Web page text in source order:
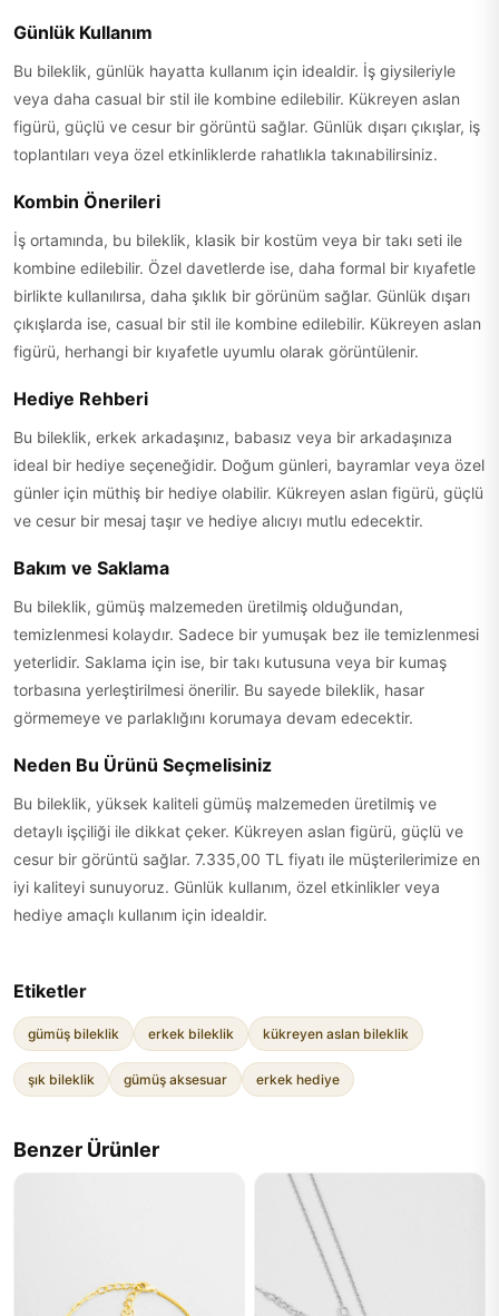
Günlük Kullanım
Bu bileklik, günlük hayatta kullanım için idealdir. İş giysileriyle
veya daha casual bir stil ile kombine edilebilir. Kükreyen aslan
figürü, güçlü ve cesur bir görüntü sağlar. Günlük dışarı çıkışlar, iş
toplantıları veya özel etkinliklerde rahatlıkla takınabilirsiniz.
Kombin Önerileri
İş ortamında, bu bileklik, klasik bir kostüm veya bir takı seti ile
kombine edilebilir. Özel davetlerde ise, daha formal bir kıyafetle
birlikte kullanılırsa, daha şıklık bir görünüm sağlar. Günlük dışarı
çıkışlarda ise, casual bir stil ile kombine edilebilir. Kükreyen aslan
figürü, herhangi bir kıyafetle uyumlu olarak görüntülenir.
Hediye Rehberi
Bu bileklik, erkek arkadaşınız, babasız veya bir arkadaşınıza
ideal bir hediye seçeneğidir. Doğum günleri, bayramlar veya özel
günler için müthiş bir hediye olabilir. Kükreyen aslan figürü, güçlü
ve cesur bir mesaj taşır ve hediye alıcıyı mutlu edecektir.
Bakım ve Saklama
Bu bileklik, gümüş malzemeden üretilmiş olduğundan,
temizlenmesi kolaydır. Sadece bir yumuşak bez ile temizlenmesi
yeterlidir. Saklama için ise, bir takı kutusuna veya bir kumaş
torbasına yerleştirilmesi önerilir. Bu sayede bileklik, hasar
görmemeye ve parlaklığını korumaya devam edecektir.
Neden Bu Ürünü Seçmelisiniz
Bu bileklik, yüksek kaliteli gümüş malzemeden üretilmiş ve
detaylı işçiliği ile dikkat çeker. Kükreyen aslan figürü, güçlü ve
cesur bir görüntü sağlar. 7.335,00 TL fiyatı ile müşterilerimize en
iyi kaliteyi sunuyoruz. Günlük kullanım, özel etkinlikler veya
hediye amaçlı kullanım için idealdir.
Etiketler
gümüş bileklik erkek bileklik kükreyen aslan bileklik
şık bileklik gümüş aksesuar erkek hediye
Benzer Ürünler